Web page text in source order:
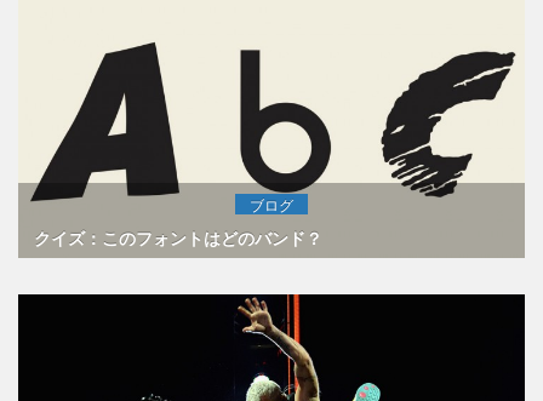
ブログ
クイズ：このフォントはどのバンド？